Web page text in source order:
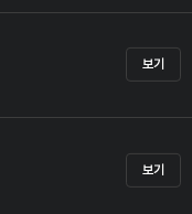
보기
보기